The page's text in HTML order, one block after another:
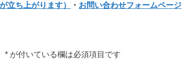
立ち上がります） ・ お問い合わせフォームページ
* が付いている欄は必須項目です